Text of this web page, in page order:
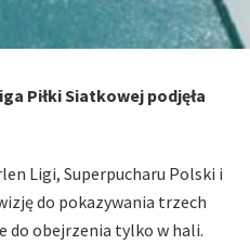
Piłki Siatkowej podjęła
Ligi, Superpucharu Polski i
do pokazywania trzech
do obejrzenia tylko w hali.